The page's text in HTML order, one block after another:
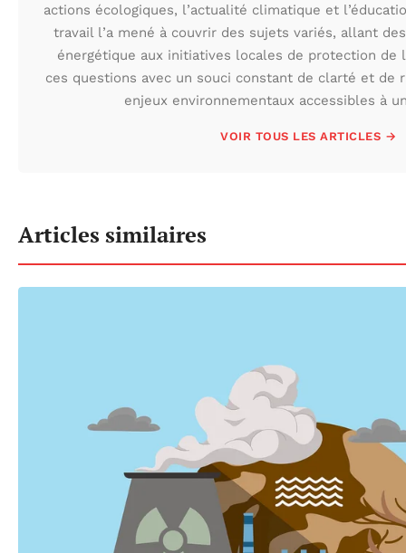
actions écologiques, l’actualité climatique et
travail l’a mené à couvrir des sujets variés, allant
énergétique aux initiatives locales de protection de
ces questions avec un souci constant de clarté et de
enjeux environnementaux accessibles à
VOIR TOUS LES ARTICLES →
Articles similaires